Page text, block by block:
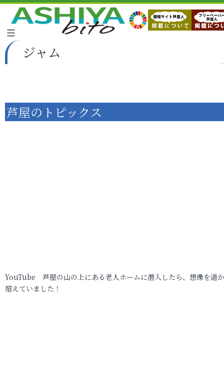
ジャム
芦屋のトピックス
YouTube 芦屋の山の上にある老人ホームに潜入したら、想像を遥
超えていました！